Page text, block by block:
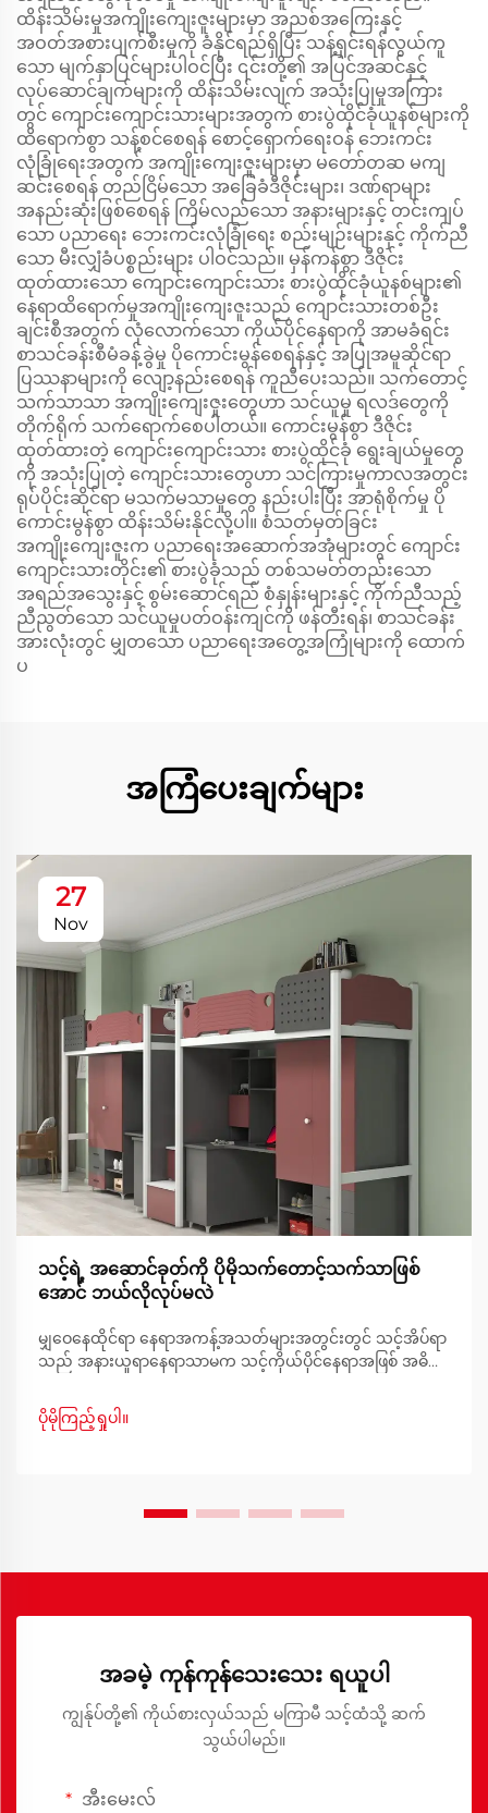
ထိန်းသိမ်းမှုအကျိုးကျေးဇူးများမှာ အညစ်အကြေးနှင့်
အဝတ်အစားပျက်စီးမှုကို ခံနိုင်ရည်ရှိပြီး သန့်ရှင်းရန်လွယ်ကူ
သော မျက်နှာပြင်များပါဝင်ပြီး ၎င်းတို့၏ အပြင်အဆင်နှင့်
လုပ်ဆောင်ချက်များကို ထိန်းသိမ်းလျက် အသုံးပြုမှုအကြား
တွင် ကျောင်းကျောင်းသားများအတွက် စားပွဲထိုင်ခုံယူနစ်များကို
ထိရောက်စွာ သန့်စင်စေရန် စောင့်ရှောက်ရေးဝန် ဘေးကင်း
လုံခြုံရေးအတွက် အကျိုးကျေးဇူးများမှာ မတော်တဆ မကျ
ဆင်းစေရန် တည်ငြိမ်သော အခြေခံဒီဇိုင်းများ၊ ဒဏ်ရာများ
အနည်းဆုံးဖြစ်စေရန် ကြိမ်လည်သော အနားများနှင့် တင်းကျပ်
သော ပညာရေး ဘေးကင်းလုံခြုံရေး စည်းမျဉ်းများနှင့် ကိုက်ညီ
သော မီးလျှံခံပစ္စည်းများ ပါဝင်သည်။ မှန်ကန်စွာ ဒီဇိုင်း
ထုတ်ထားသော ကျောင်းကျောင်းသား စားပွဲထိုင်ခုံယူနစ်များ၏
နေရာထိရောက်မှုအကျိုးကျေးဇူးသည် ကျောင်းသားတစ်ဦး
ချင်းစီအတွက် လုံလောက်သော ကိုယ်ပိုင်နေရာကို အာမခံရင်း
စာသင်ခန်းစီမံခန့်ခွဲမှု ပိုကောင်းမွန်စေရန်နှင့် အပြုအမူဆိုင်ရာ
ပြဿနာများကို လျော့နည်းစေရန် ကူညီပေးသည်။ သက်တောင့်
သက်သာသာ အကျိုးကျေးဇူးတွေဟာ သင်ယူမှု ရလဒ်တွေကို
တိုက်ရိုက် သက်ရောက်စေပါတယ်။ ကောင်းမွန်စွာ ဒီဇိုင်း
ထုတ်ထားတဲ့ ကျောင်းကျောင်းသား စားပွဲထိုင်ခုံ ရွေးချယ်မှုတွေ
ကို အသုံးပြုတဲ့ ကျောင်းသားတွေဟာ သင်ကြားမှုကာလအတွင်း
ရုပ်ပိုင်းဆိုင်ရာ မသက်မသာမှုတွေ နည်းပါးပြီး အာရုံစိုက်မှု ပို
ကောင်းမွန်စွာ ထိန်းသိမ်းနိုင်လို့ပါ။ စံသတ်မှတ်ခြင်း
အကျိုးကျေးဇူးက ပညာရေးအဆောက်အအုံများတွင် ကျောင်း
ကျောင်းသားတိုင်း၏ စားပွဲခုံသည် တစ်သမတ်တည်းသော
အရည်အသွေးနှင့် စွမ်းဆောင်ရည် စံနှုန်းများနှင့် ကိုက်ညီသည့်
ညီညွတ်သော သင်ယူမှုပတ်ဝန်းကျင်ကို ဖန်တီးရန်၊ စာသင်ခန်း
အားလုံးတွင် မျှတသော ပညာရေးအတွေ့အကြုံများကို ထောက်
ပ
အကြံပေးချက်များ
27
Nov
သင့်ရဲ့ အဆောင်ခုတ်ကို ပိုမိုသက်တောင့်သက်သာဖြစ်
အောင် ဘယ်လိုလုပ်မလဲ
မျှဝေနေထိုင်ရာ နေရာအကန့်အသတ်များအတွင်းတွင် သင့်အိပ်ရာ
သည် အနားယူရာနေရာသာမက သင့်ကိုယ်ပိုင်နေရာအဖြစ် အဓိက
နိုင်သော ပတ်ဝန်းကျင်ကို ဖန်တီးရာတွင် မူလတန်းတွင် နေထိုင်
ခြင်းသည် ထူးခြားသော စိန်ခေါ်မှုများကို ဖြစ်ပေါ်စေပါသည်။
ပိုမိုကြည့်ရှုပါ။
အခမဲ့ ကုန်ကုန်သေးသေး ရယူပါ
ကျွန်ုပ်တို့၏ ကိုယ်စားလှယ်သည် မကြာမီ သင့်ထံသို့ ဆက်
သွယ်ပါမည်။
အီးမေးလ်